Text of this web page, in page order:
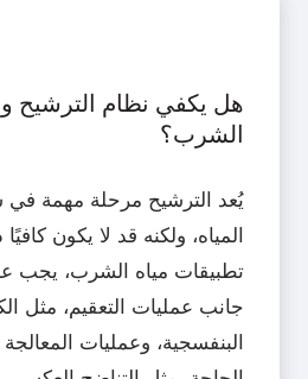
هل يكفي نظام الترشيح
الشرب؟
يُعد الترشيح مرحلة مهمة في
المياه، ولكنه قد لا يكون
تطبيقات مياه الشرب، يجب
جانب عمليات التعقيم، مثل
البنفسجية، وعمليات